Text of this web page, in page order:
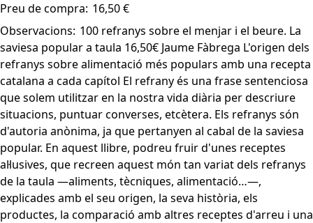
Preu de compra: 16,50 €
Observacions: 100 refranys sobre el menjar i el beure. La
saviesa popular a taula 16,50€ Jaume Fàbrega L'origen dels
refranys sobre alimentació més populars amb una recepta
catalana a cada capítol El refrany és una frase sentenciosa
que solem utilitzar en la nostra vida diària per descriure
situacions, puntuar converses, etcètera. Els refranys són
d'autoria anònima, ja que pertanyen al cabal de la saviesa
popular. En aquest llibre, podreu fruir d'unes receptes
al·lusives, que recreen aquest món tan variat dels refranys
de la taula —aliments, tècniques, alimentació…—,
explicades amb el seu origen, la seva història, els
productes, la comparació amb altres receptes d'arreu i una